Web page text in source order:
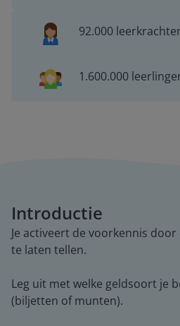
92.000
1.600.000
Introductie
Je activeert de voorkennis
te laten tellen.
Leg uit met welke geldsoort je
(biljetten of munten).